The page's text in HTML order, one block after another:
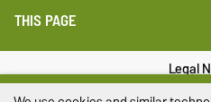
THIS PAGE
Legal